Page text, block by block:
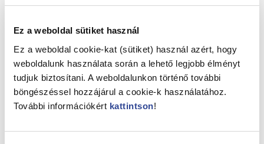
Ez a weboldal sütiket használ
Ez a weboldal cookie-kat (sütiket) használ azért, hogy
weboldalunk használata során a lehető legjobb élményt
tudjuk biztosítani. A weboldalunkon történő további
böngészéssel hozzájárul a cookie-k használatához.
További információkért kattintson!
Oktatási intézmény címe
Védőnő neve
Langó Fábiánné
Védőnő telefonszáma
(1) 320 2290
Védőnő telefonszáma
(30) 323 7321